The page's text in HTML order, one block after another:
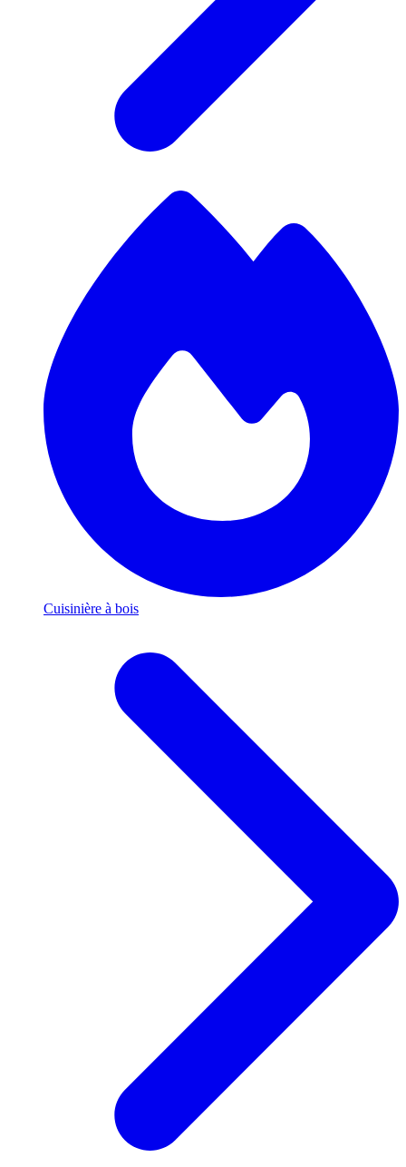
Cuisinière à bois